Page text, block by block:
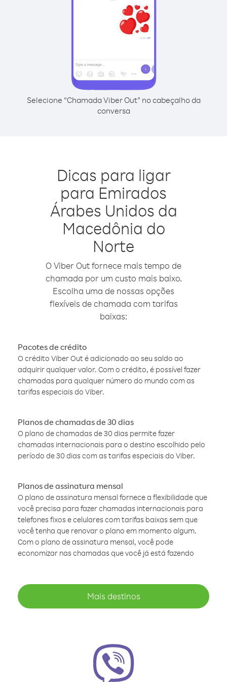
Selecione “Chamada Viber Out” no cabeçalho da
conversa
Dicas para ligar
para Emirados
Árabes Unidos da
Macedônia do
Norte
O Viber Out fornece mais tempo de
chamada por um custo mais baixo.
Escolha uma de nossas opções
flexíveis de chamada com tarifas
baixas:
Pacotes de crédito
O crédito Viber Out é adicionado ao seu saldo ao
adquirir qualquer valor. Com o crédito, é possível fazer
chamadas para qualquer número do mundo com as
tarifas especiais do Viber.
Planos de chamadas de 30 dias
O plano de chamadas de 30 dias permite fazer
chamadas internacionais para o destino escolhido pelo
período de 30 dias com as tarifas especiais do Viber.
Planos de assinatura mensal
O plano de assinatura mensal fornece a flexibilidade que
você precisa para fazer chamadas internacionais para
telefones fixos e celulares com tarifas baixas sem que
você tenha que renovar o plano em momento algum.
Com o plano de assinatura mensal, você pode
economizar nas chamadas que você já está fazendo
Mais destinos